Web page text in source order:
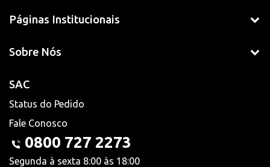
Páginas Institucionais
Sobre Nós
SAC
Status do Pedido
Fale Conosco
0800 727 2273
Segunda à sexta 8:00 às 18:00